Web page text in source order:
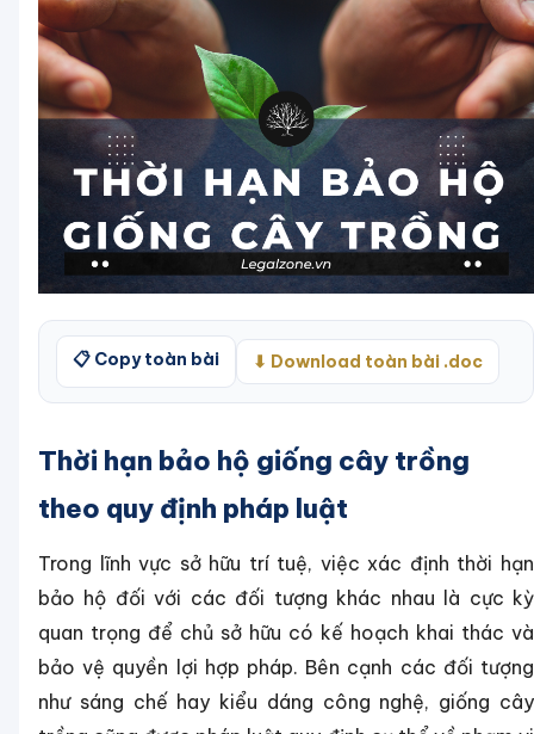
📋 Copy toàn bài ⬇ Download toàn bài .doc
Thời hạn bảo hộ giống cây trồng
theo quy định pháp luật
Trong lĩnh vực sở hữu trí tuệ, việc xác định thời hạn
bảo hộ đối với các đối tượng khác nhau là cực kỳ
quan trọng để chủ sở hữu có kế hoạch khai thác và
bảo vệ quyền lợi hợp pháp. Bên cạnh các đối tượng
như sáng chế hay kiểu dáng công nghệ, giống cây